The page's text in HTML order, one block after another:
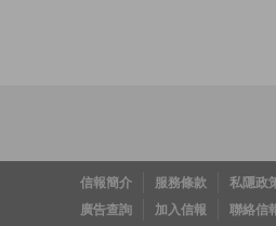
信報簡介 服務條款 私隱政
廣告查詢
加入信報 聯絡信